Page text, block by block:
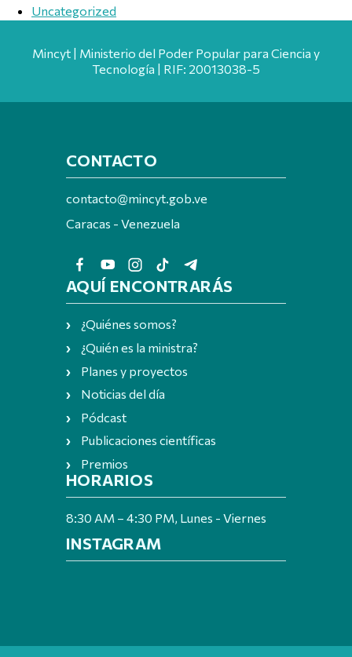
Uncategorized
Mincyt | Ministerio del Poder Popular para Ciencia y
Tecnología | RIF: 20013038-5
CONTACTO
contacto@mincyt.gob.ve
Caracas - Venezuela
AQUÍ ENCONTRARÁS
¿Quiénes somos?
¿Quién es la ministra?
Planes y proyectos
Noticias del día
Pódcast
Publicaciones científicas
Premios
HORARIOS
8:30 AM – 4:30 PM, Lunes - Viernes
INSTAGRAM